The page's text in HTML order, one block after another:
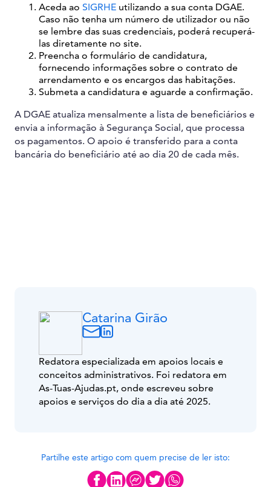
Aceda ao SIGRHE utilizando a sua conta DGAE.
Caso não tenha um número de utilizador ou não
se lembre das suas credenciais, poderá recuperá-
las diretamente no site.
Preencha o formulário de candidatura,
fornecendo informações sobre o contrato de
arrendamento e os encargos das habitações.
Submeta a candidatura e aguarde a confirmação.
A DGAE atualiza mensalmente a lista de beneficiários e
envia a informação à Segurança Social, que processa
os pagamentos. O apoio é transferido para a conta
bancária do beneficiário até ao dia 20 de cada mês.
Catarina Girão
Redatora especializada em apoios locais e
conceitos administrativos. Foi redatora em
As-Tuas-Ajudas.pt, onde escreveu sobre
apoios e serviços do dia a dia até 2025.
Partilhe este artigo com quem precise de ler isto: